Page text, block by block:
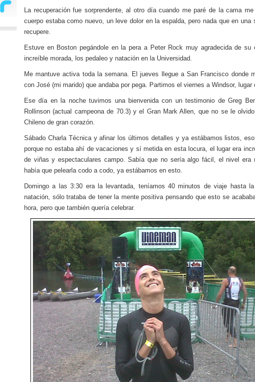
La recuperación fue sorprendente, al otro día cuando me paré de la cama
cuerpo estaba como nuevo, un leve dolor en la espalda, pero nada que en una
recupere.
Estuve en Boston pegándole en la pera a Peter Rock muy agradecida de su
increíble morada, los pedaleo y natación en la Universidad.
Me mantuve activa toda la semana. El jueves llegue a San Francisco donde
con José (mi marido) que andaba por pega. Partimos el viernes a Windsor, lugar
Ese día en la noche tuvimos una bienvenida con un testimonio de Greg
Rollinson (actual campeona de 70.3) y el Gran Mark Allen, que no se le
Chileno de gran corazón.
Sábado Charla Técnica y afinar los últimos detalles y ya estábamos listos,
porque no estaba ahí de vacaciones y sí metida en esta locura, el lugar era
de viñas y espectaculares campo. Sabía que no sería algo fácil, el nivel era
había que pelearla codo a codo, ya estábamos en esto.
Domingo a las 3:30 era la levantada, teníamos 40 minutos de viaje hasta
natación, sólo trataba de tener la mente positiva pensando que esto se
hora, pero que también quería celebrar.